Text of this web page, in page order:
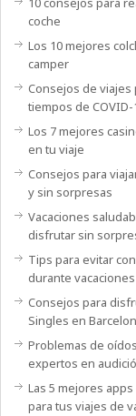
coche
Los 10 mejores
camper
Consejos de
tiempos de COVID-
Los 7 mejores
en tu viaje
Consejos para
y sin sorpresas
Vacaciones
disfrutar sin
Tips para evitar
durante vacaciones
Consejos para
Singles en
Problemas de
expertos en
Las 5 mejores
para tus viajes de